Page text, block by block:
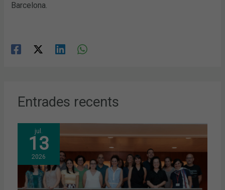
Barcelona.
Entrades recents
jul.
13
2026